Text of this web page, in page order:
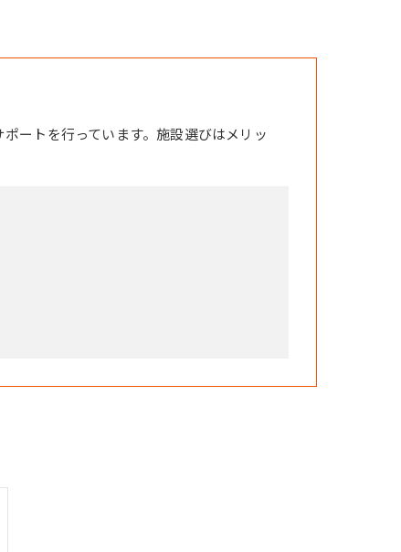
ートを行っています。施設選びはメリッ